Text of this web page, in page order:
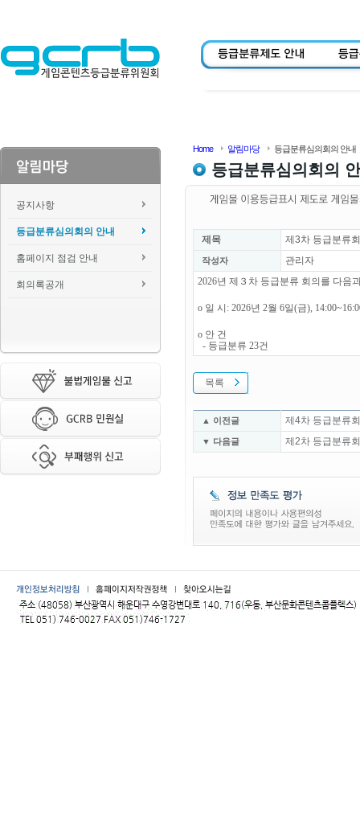
공지사항
등급분류심의회의 안내
홈페이지 점검 안내
회의록공개
Home 알림마당 등급분류심의회의 안내
등급분류심의회의
제목 제3차 등급분류
작성자
관리자
2026년 제３차 등급분류 회의를 다음
o 일 시: 2026년 2월 6일(금),
o 안 건
- 등급분류 23건
목록
▲ 이전글 제4차 등급분류
▼ 다음글 제2차 등급분류